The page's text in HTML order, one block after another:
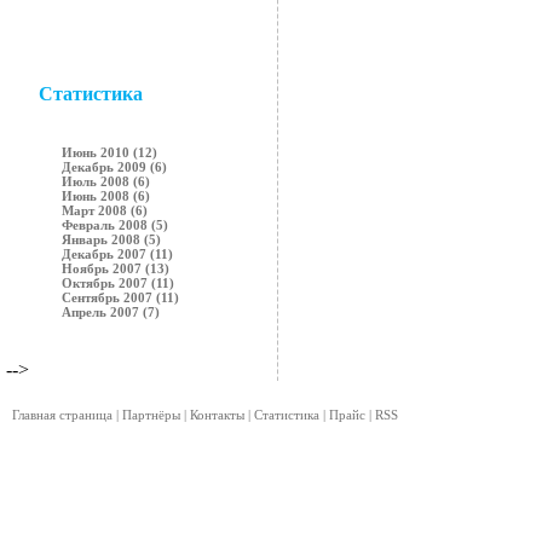
Статистика
Июнь 2010 (12)
Декабрь 2009 (6)
Июль 2008 (6)
Июнь 2008 (6)
Март 2008 (6)
Февраль 2008 (5)
Январь 2008 (5)
Декабрь 2007 (11)
Ноябрь 2007 (13)
Октябрь 2007 (11)
Сентябрь 2007 (11)
Апрель 2007 (7)
-->
Главная страница | Партнёры | Контакты | Статистика | Прайс | RSS